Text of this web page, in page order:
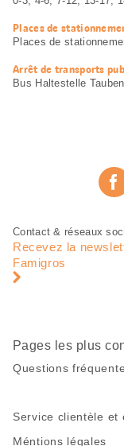
Places de
Places de
Arrêt de transports
Bus Haltestelle
Pied
page
Navigation
pied
Contact & réseaux
Recevez la
Famigros
Pages les plus
Questions
Service clientèle et
Méntions légales